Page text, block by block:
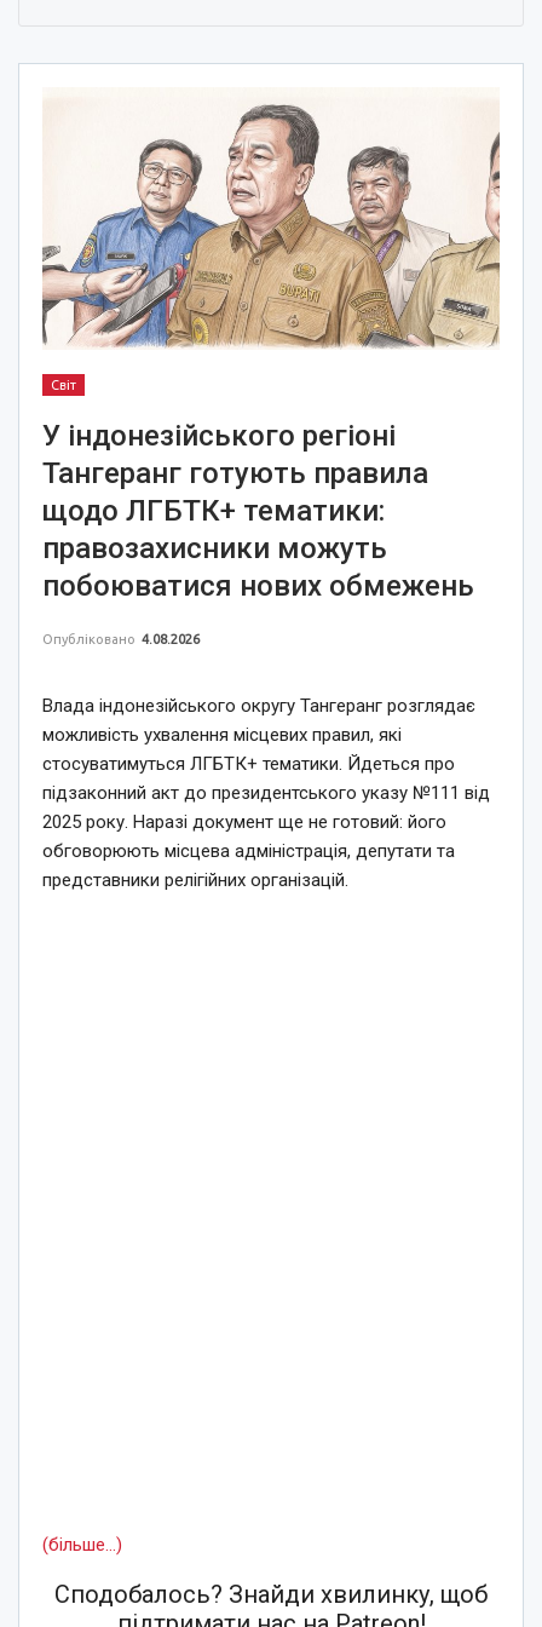
Світ
У індонезійського регіоні
Тангеранг готують правила
щодо ЛГБТК+ тематики:
правозахисники можуть
побоюватися нових обмежень
Опубліковано 4.08.2026
Влада індонезійського округу Тангеранг розглядає
можливість ухвалення місцевих правил, які
стосуватимуться ЛГБТК+ тематики. Йдеться про
підзаконний акт до президентського указу №111 від
2025 року. Наразі документ ще не готовий: його
обговорюють місцева адміністрація, депутати та
представники релігійних організацій.
(більше…)
Сподобалось? Знайди хвилинку, щоб